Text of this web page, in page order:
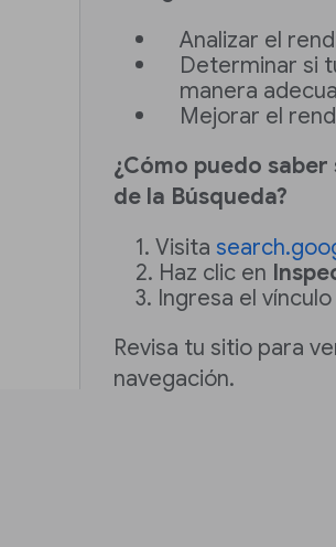
Analizar el
Determinar si
manera
Mejorar el
¿Cómo puedo
de la Búsqueda?
Visita
Haz clic en
Ingresa el
Revisa tu sitio para
navegación.